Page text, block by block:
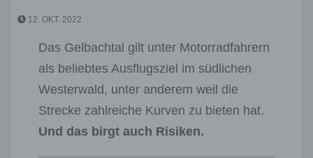
12. OKT. 2022
Das Gelbachtal gilt unter Motorradfahrern
als beliebtes Ausflugsziel im südlichen
Westerwald, unter anderem weil die
Strecke zahlreiche Kurven zu bieten hat.
Und das birgt auch Risiken.